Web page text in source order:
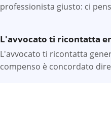
professionista giusto: ci
L'avvocato ti ricontatta
L'avvocato ti ricontatta
compenso è concordato